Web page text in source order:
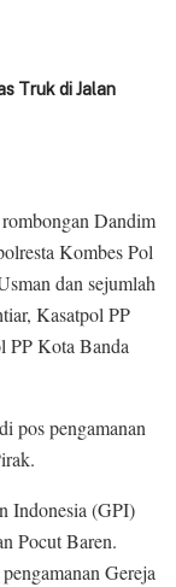
Truk di Jalan
Dandim
Kombes Pol
dan sejumlah
Kasatpol PP
PP Kota Banda
pos pengamanan
Indonesia (GPI)
Pocut Baren.
Gereja